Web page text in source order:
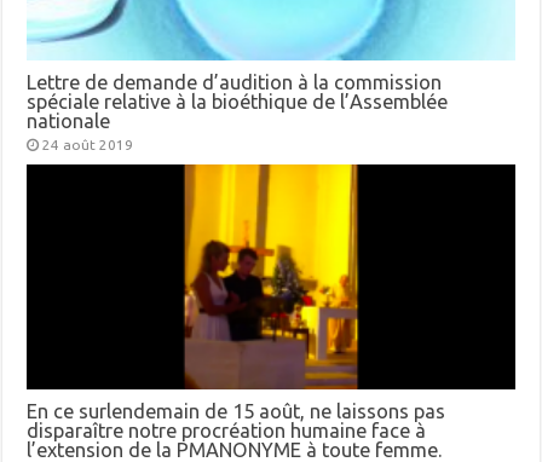
Lettre de demande d’audition à la commission
spéciale relative à la bioéthique de l’Assemblée
nationale
24 août 2019
En ce surlendemain de 15 août, ne laissons pas
disparaître notre procréation humaine face à
l’extension de la PMANONYME à toute femme.